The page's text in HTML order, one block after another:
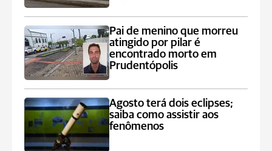
Pai de menino que morreu
atingido por pilar é
encontrado morto em
Prudentópolis
Agosto terá dois eclipses;
saiba como assistir aos
fenômenos